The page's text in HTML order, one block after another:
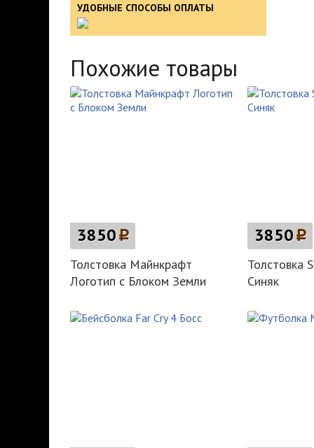
УДОБНЫЕ СПОСОБЫ ОПЛАТЫ
Похожие товары
3850p
Толстовка Майнкрафт
Логотип с Блоком Земли
3850p
Толстовка
Синяк